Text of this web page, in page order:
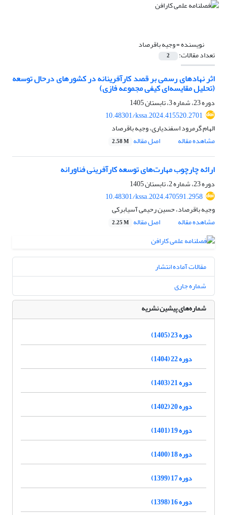
نویسنده =وجیه باقرصاد
تعداد مقالات: 2
اثر نهادهای رسمی بر قصد کارآفرینانه در کشورهای درحال توسعه
(تحلیل مقایسه‌ای کیفی مجموعه فازی)
دوره 23، شماره 3، تابستان 1405
10.48301/kssa.2024.415520.2701
الهام گرمرود اسفندیاری، وجیه باقرصاد
مشاهده مقاله
اصل مقاله 2.58 M
ارائه چارچوب مهارت‌های توسعه کارآفرینی فناورانه
دوره 23، شماره 2، تابستان 1405
10.48301/kssa.2024.470591.2958
وجیه باقرصاد، حسین رحیمی آسیابرکی
مشاهده مقاله
اصل مقاله 2.25 M
مقالات آماده انتشار
شماره جاری
شماره‌های پیشین نشریه
دوره 23 (1405)
دوره 22 (1404)
دوره 21 (1403)
دوره 20 (1402)
دوره 19 (1401)
دوره 18 (1400)
دوره 17 (1399)
دوره 16 (1398)